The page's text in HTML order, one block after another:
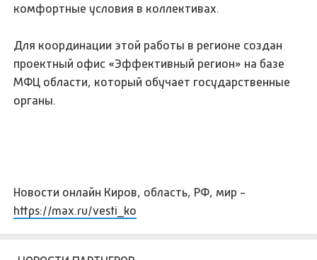
комфортные условия в коллективах.
Для координации этой работы в регионе создан
проектный офис «Эффективный регион» на базе
МФЦ области, который обучает государственные
органы.
Новости онлайн Киров, область, РФ, мир -
https://max.ru/vesti_ko